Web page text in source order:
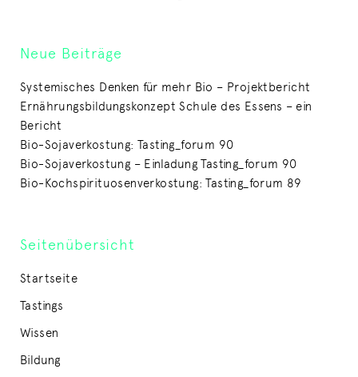
Neue Beiträge
Systemisches Denken für mehr Bio – Projektbericht
Ernährungsbildungskonzept Schule des Essens – ein
Bericht
Bio-Sojaverkostung: Tasting_forum 90
Bio-Sojaverkostung – Einladung Tasting_forum 90
Bio-Kochspirituosenverkostung: Tasting_forum 89
Seitenübersicht
Startseite
Tastings
Wissen
Bildung